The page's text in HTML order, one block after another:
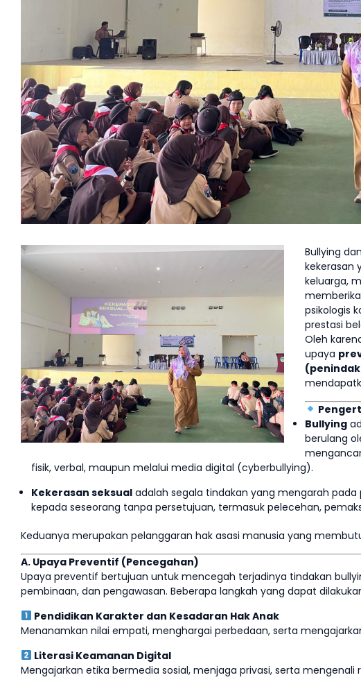
Bullying
kekerasan
keluarga,
psikologis
prestasi
Oleh
upaya
Bullying
berulang
fisik, verbal, maupun melalui media digital (cyberbullying).
Kekerasan seksual adalah segala tindakan yang mengarah
kepada seseorang tanpa persetujuan, termasuk pelecehan,
Keduanya merupakan pelanggaran hak asasi manusia yang
A. Upaya Preventif (Pencegahan)
Upaya preventif bertujuan untuk mencegah terjadinya tindakan
pembinaan, dan pengawasan. Beberapa langkah yang dapat
Pendidikan Karakter dan Kesadaran Hak Anak
Menanamkan nilai empati, menghargai perbedaan, serta
Literasi Keamanan Digital
Mengajarkan etika bermedia sosial, menjaga privasi, serta